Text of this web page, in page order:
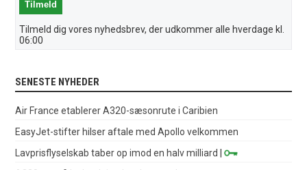
Tilmeld dig vores nyhedsbrev, der udkommer alle hverdage kl.
06:00
SENESTE NYHEDER
Air France etablerer A320-sæsonrute i Caribien
EasyJet-stifter hilser aftale med Apollo velkommen
Lavprisflyselskab taber op imod en halv milliard
|